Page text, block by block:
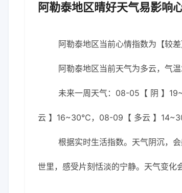
阿勒泰地区晴好天气易影响
阿勒泰地区当前心情指数为【较差
阿勒泰地区当前天气为多云，气
未来一周天气：08-05【 阴 】
云 】16~30℃，08-09【 多云 】
根据实时生活指数。天气阴沉，
世里，感受片刻恬淡的宁静。天气变化